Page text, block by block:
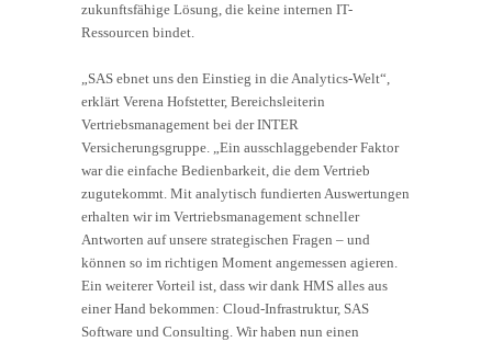
zukunftsfähige Lösung, die keine internen IT-
Ressourcen bindet.
„SAS ebnet uns den Einstieg in die Analytics-Welt“,
erklärt Verena Hofstetter, Bereichsleiterin
Vertriebsmanagement bei der INTER
Versicherungsgruppe. „Ein ausschlaggebender Faktor
war die einfache Bedienbarkeit, die dem Vertrieb
zugutekommt. Mit analytisch fundierten Auswertungen
erhalten wir im Vertriebsmanagement schneller
Antworten auf unsere strategischen Fragen – und
können so im richtigen Moment angemessen agieren.
Ein weiterer Vorteil ist, dass wir dank HMS alles aus
einer Hand bekommen: Cloud-Infrastruktur, SAS
Software und Consulting. Wir haben nun einen